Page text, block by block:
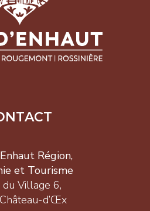
Région,
et Tourisme
du Village 6,
d’Œx